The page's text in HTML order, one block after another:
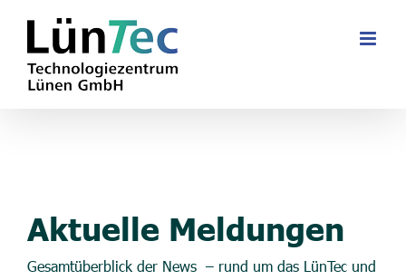
springen
Aktuelle Meldungen
Gesamtüberblick der News – rund um das LünTec und